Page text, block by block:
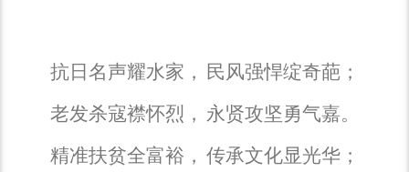
抗日名声耀水家，
民风强悍绽奇葩；
老发杀寇襟怀烈， 永贤攻坚勇气嘉。
精准扶贫全富裕， 传承文化显光华；